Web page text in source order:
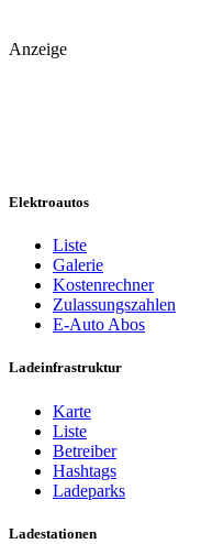
Anzeige
Elektroautos
Liste
Galerie
Kostenrechner
Zulassungszahlen
E-Auto Abos
Ladeinfrastruktur
Karte
Liste
Betreiber
Hashtags
Ladeparks
Ladestationen